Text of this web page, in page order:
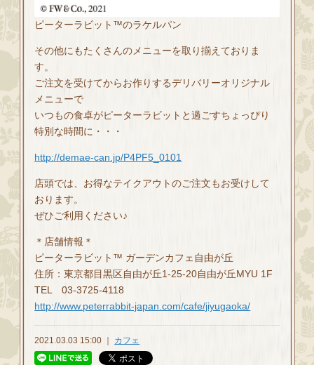
ピーターラビット™のラケルパン
その他にもたくさんのメニューを取り揃えておりま
す。
ご注文を受けてからお作りするデリバリーオリジナル
メニューで
いつもの食卓がピーターラビットと過ごすちょっぴり
特別な時間に・・・
http://demae-can.jp/P4PF5_0101
店頭では、お得なテイクアウトのご注文もお受けして
おります。
ぜひご利用ください♪
＊店舗情報＊
ピーターラビット™ ガーデンカフェ自由が丘
住所：東京都目黒区自由が丘1-25-20自由が丘MYU 1F
TEL 03-3725-4118
http://www.peterrabbit-japan.com/cafe/jiyugaoka/
2021.03.03 15:00 ｜ カフェ